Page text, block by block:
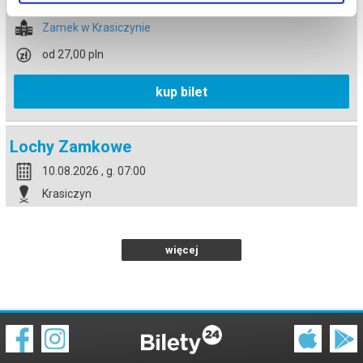
Krasiczyn
Zamek w Krasiczynie
od 27,00 pln
kup bilet
Lochy Zamkowe
10.08.2026 , g. 07:00
Krasiczyn
Lochy Zamkowe
więcej